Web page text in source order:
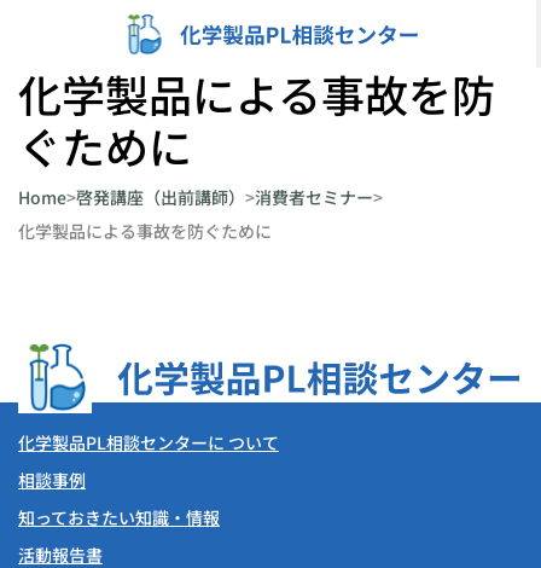
化学製品による事故を防
ぐために
Home>啓発講座（出前講師） >消費者セミナー>
化学製品による事故を防ぐために
化学製品PL相談センターに ついて
相談事例
知っておきたい知識・情報
活動報告書